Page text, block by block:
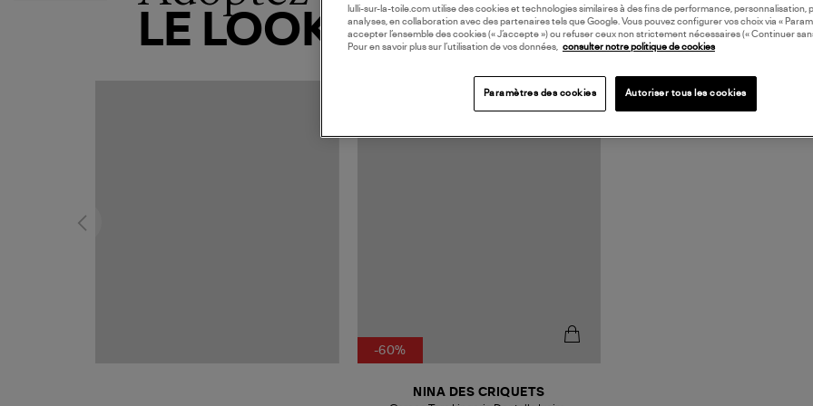
LE LOOK
-60%
NINA DES CRIQUETS
lulli-sur-la-toile.com utilise des cookies et technologies similaires à des fins de performance, personnalisation,
analyses, en collaboration avec des partenaires tels que Google. Vous pouvez configurer vos choix via «
accepter l’ensemble des cookies (« J’accepte ») ou refuser ceux non strictement nécessaires (« Continuer
Pour en savoir plus sur l’utilisation de vos données, consulter notre politique de cookies
Paramètres des cookies Autoriser tous les cookies